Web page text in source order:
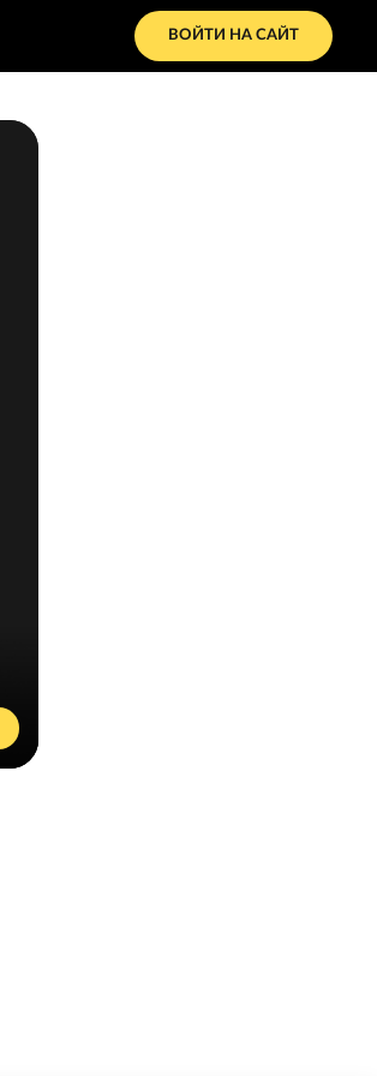
ВОЙТИ НА САЙТ